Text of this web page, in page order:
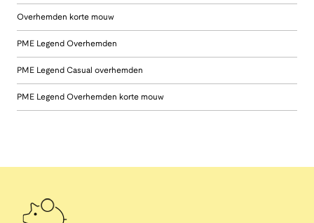
Overhemden korte mouw
PME Legend Overhemden
PME Legend Casual overhemden
PME Legend Overhemden korte mouw